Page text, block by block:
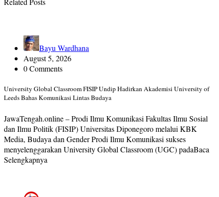
Bayu Wardhana
August 5, 2026
0 Comments
University Global Classroom FISIP Undip Hadirkan Akademisi University of
Leeds Bahas Komunikasi Lintas Budaya
JawaTengah.online – Prodi Ilmu Komunikasi Fakultas Ilmu Sosial
dan Ilmu Politik (FISIP) Universitas Diponegoro melalui KBK
Media, Budaya dan Gender Prodi Ilmu Komunikasi sukses
menyelenggarakan University Global Classroom (UGC) padaBaca
Selengkapnya